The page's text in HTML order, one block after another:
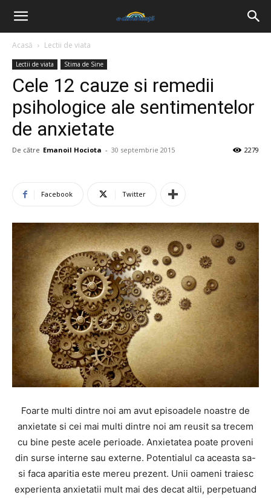
Acasă Lectii de viata
Lectii de viata Stima de Sine
Cele 12 cauze si remedii
psihologice ale sentimentelor
de anxietate
De către Emanoil Hociota - 30 septembrie 2015 2279
Facebook Twitter
Foarte multi dintre noi am avut episoadele noastre de
anxietate si cei mai multi dintre noi am reusit sa trecem
cu bine peste acele perioade. Anxietatea poate proveni
din surse interne sau externe. Potentialul ca aceasta sa-
si faca aparitia este mereu prezent. Unii oameni traiesc
experienta anxietatii mult mai des decat altii, perpetuand